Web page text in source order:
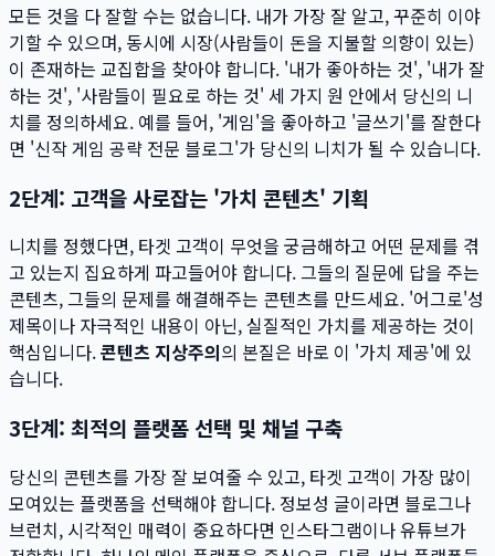
모든 것을 다 잘할 수는 없습니다. 내가 가장 잘 알고, 꾸준히 이야
기할 수 있으며, 동시에 시장(사람들이 돈을 지불할 의향이 있는)
이 존재하는 교집합을 찾아야 합니다. '내가 좋아하는 것', '내가 잘
하는 것', '사람들이 필요로 하는 것' 세 가지 원 안에서 당신의 니
치를 정의하세요. 예를 들어, '게임'을 좋아하고 '글쓰기'를 잘한다
면 '신작 게임 공략 전문 블로그'가 당신의 니치가 될 수 있습니다.
2단계: 고객을 사로잡는 '가치 콘텐츠' 기획
니치를 정했다면, 타겟 고객이 무엇을 궁금해하고 어떤 문제를 겪
고 있는지 집요하게 파고들어야 합니다. 그들의 질문에 답을 주는
콘텐츠, 그들의 문제를 해결해주는 콘텐츠를 만드세요. '어그로'성
제목이나 자극적인 내용이 아닌, 실질적인 가치를 제공하는 것이
핵심입니다.콘텐츠 지상주의의 본질은 바로 이 '가치 제공'에 있
습니다.
3단계: 최적의 플랫폼 선택 및 채널 구축
당신의 콘텐츠를 가장 잘 보여줄 수 있고, 타겟 고객이 가장 많이
모여있는 플랫폼을 선택해야 합니다. 정보성 글이라면 블로그나
브런치, 시각적인 매력이 중요하다면 인스타그램이나 유튜브가